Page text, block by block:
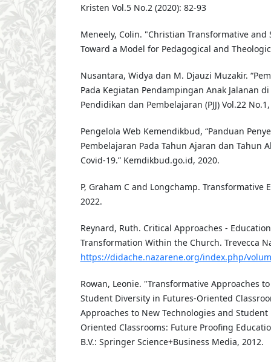
Kristen Vol.5 No.2 (2020): 82-93
Meneely, Colin. "Christian Transformative
Toward a Model for Pedagogical and
Nusantara, Widya dan M. Djauzi Muzakir.
Pada Kegiatan Pendampingan Anak Jalanan
Pendidikan dan Pembelajaran (PJJ) Vol.22
Pengelola Web Kemendikbud, “Panduan
Pembelajaran Pada Tahun Ajaran dan Tahun
Covid-19.” Kemdikbud.go.id, 2020.
P, Graham C and Longchamp. Transformative
2022.
Reynard, Ruth. Critical Approaches -
Transformation Within the Church. Trevecca
https://didache.nazarene.org/index.php/
Rowan, Leonie. "Transformative Approaches
Student Diversity in Futures-Oriented
Approaches to New Technologies and
Oriented Classrooms: Future Proofing
B.V.: Springer Science+Business Media, 2012.